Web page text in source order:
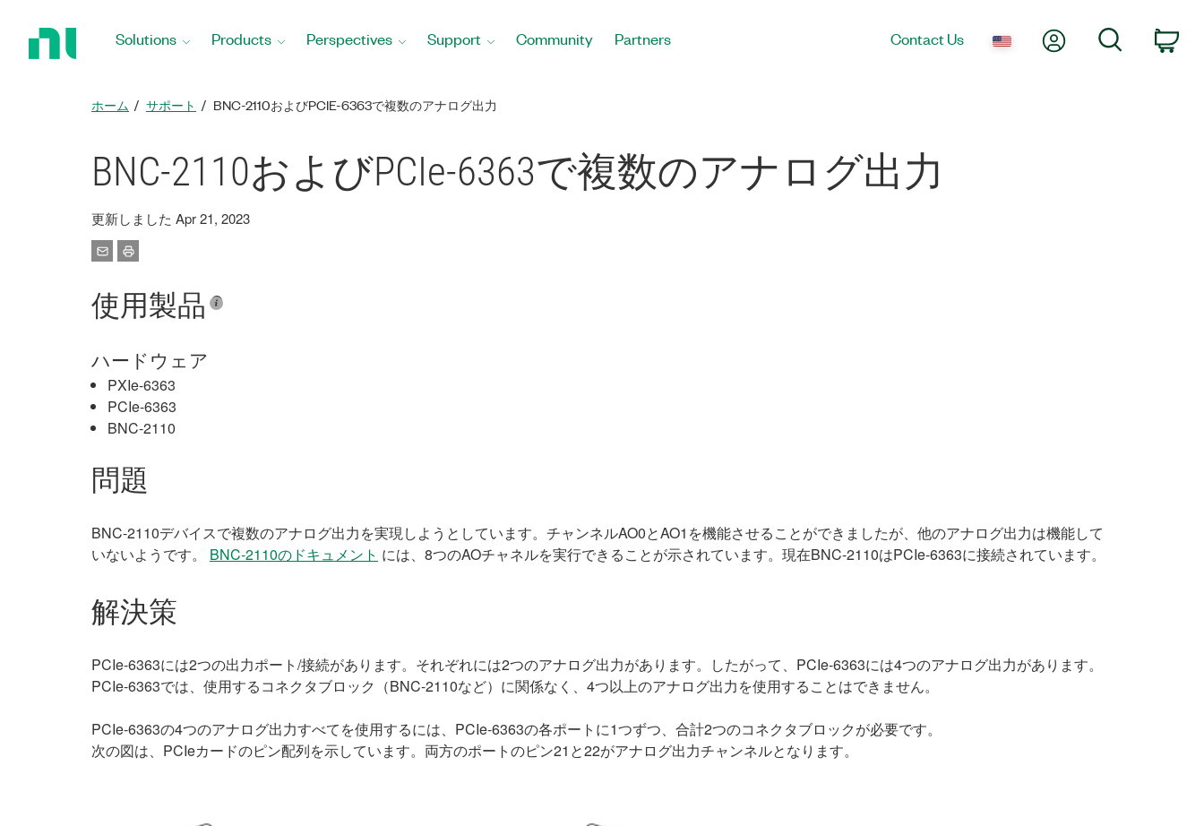
Solutions Products Perspectives Support Community Partners Contact Us My AccountSearch
ホーム サポート BNC-2110およびPCIE-6363で複数のアナログ出力
BNC-2110およびPCIe-6363で複数のアナログ出力
更新しました Apr 21, 2023
使用製品
ハードウェア
PXIe-6363
PCIe-6363
BNC-2110
問題
BNC-2110デバイスで複数のアナログ出力を実現しようとしています。チャンネルAO0とAO1を機能させることができましたが、他のアナログ出力は機能して
いないようです。 BNC-2110のドキュメント には、8つのAOチャネルを実行できることが示されています。現在BNC-2110はPCIe-6363に接続されています。
解決策
PCIe-6363には2つの出力ポート/接続があります。それぞれには2つのアナログ出力があります。したがって、PCIe-6363には4つのアナログ出力があります。
PCIe-6363では、使用するコネクタブロック（BNC-2110など）に関係なく、4つ以上のアナログ出力を使用することはできません。
PCIe-6363の4つのアナログ出力すべてを使用するには、PCIe-6363の各ポートに1つずつ、合計2つのコネクタブロックが必要です。
次の図は、PCIeカードのピン配列を示しています。両方のポートのピン21と22がアナログ出力チャンネルとなります。